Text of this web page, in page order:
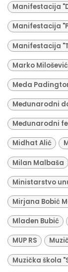
Manifestacija
Manifestacija
Manifestacija
Marko Milošević
Meda
Međunarodni
Midhat Alić
Milan Malbaša
Ministarstvo
Mirjana Bobić
Mladen Bubić
MUP RS
Muzička škola